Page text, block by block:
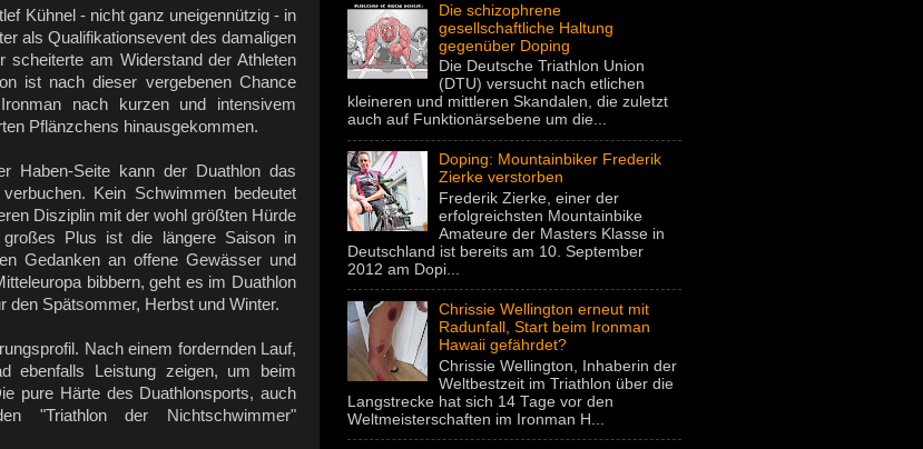
Kühnel - nicht ganz uneigennützig - in
als Qualifikationsevent des damaligen
scheiterte am Widerstand der Athleten
ist nach dieser vergebenen Chance
nach kurzen und intensivem
Pflänzchens hinausgekommen.
Haben-Seite kann der Duathlon das
Kein Schwimmen bedeutet
Disziplin mit der wohl größten Hürde
Plus ist die längere Saison in
Gedanken an offene Gewässer und
bibbern, geht es im Duathlon
den Spätsommer, Herbst und Winter.
Nach einem fordernden Lauf,
ebenfalls Leistung zeigen, um beim
pure Härte des Duathlonsports, auch
"Triathlon der Nichtschwimmer"
Die schizophrene
gesellschaftliche Haltung
gegenüber Doping
Die Deutsche Triathlon Union
(DTU) versucht nach etlichen
kleineren und mittleren Skandalen, die zuletzt
auch auf Funktionärsebene um die...
Doping: Mountainbiker Frederik
Zierke verstorben
Frederik Zierke, einer der
erfolgreichsten Mountainbike
Amateure der Masters Klasse in
Deutschland ist bereits am 10. September
2012 am Dopi...
Chrissie Wellington erneut mit
Radunfall, Start beim Ironman
Hawaii gefährdet?
Chrissie Wellington, Inhaberin der
Weltbestzeit im Triathlon über die
Langstrecke hat sich 14 Tage vor den
Weltmeisterschaften im Ironman H...